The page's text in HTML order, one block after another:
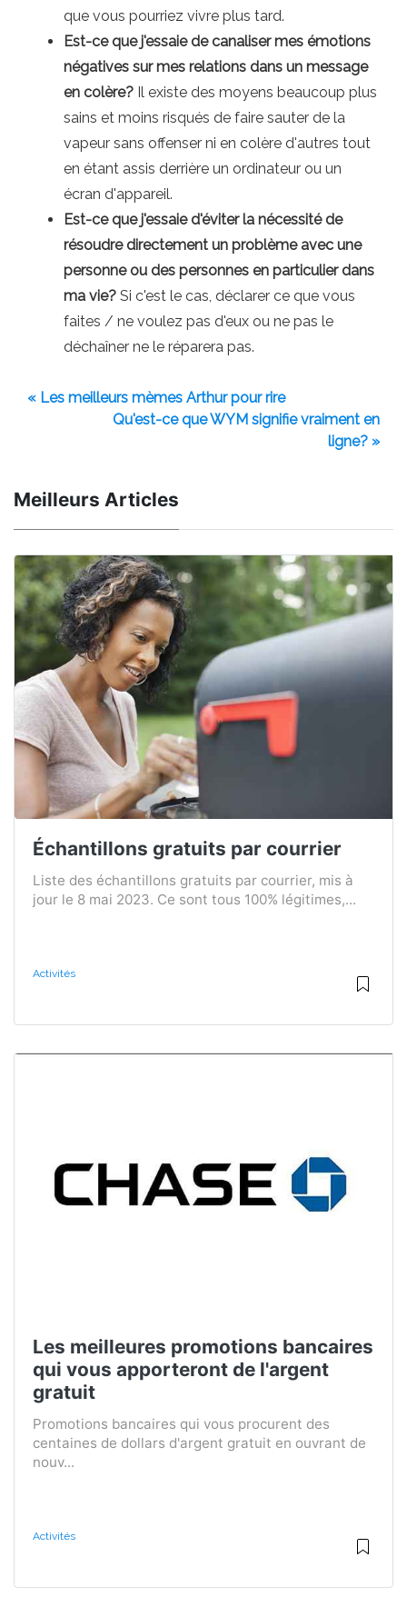
que vous pourriez vivre plus tard.
Est-ce que j'essaie de canaliser mes émotions
négatives sur mes relations dans un message
en colère? Il existe des moyens beaucoup plus
sains et moins risqués de faire sauter de la
vapeur sans offenser ni en colère d'autres tout
en étant assis derrière un ordinateur ou un
écran d'appareil.
Est-ce que j'essaie d'éviter la nécessité de
résoudre directement un problème avec une
personne ou des personnes en particulier dans
ma vie? Si c'est le cas, déclarer ce que vous
faites / ne voulez pas d'eux ou ne pas le
déchaîner ne le réparera pas.
« Les meilleurs mèmes Arthur pour rire
Qu'est-ce que WYM signifie vraiment en
ligne? »
Meilleurs Articles
Échantillons gratuits par courrier
Liste des échantillons gratuits par courrier, mis à
jour le 8 mai 2023. Ce sont tous 100% légitimes,...
Activités
Les meilleures promotions bancaires
qui vous apporteront de l'argent
gratuit
Promotions bancaires qui vous procurent des
centaines de dollars d'argent gratuit en ouvrant de
nouv...
Activités